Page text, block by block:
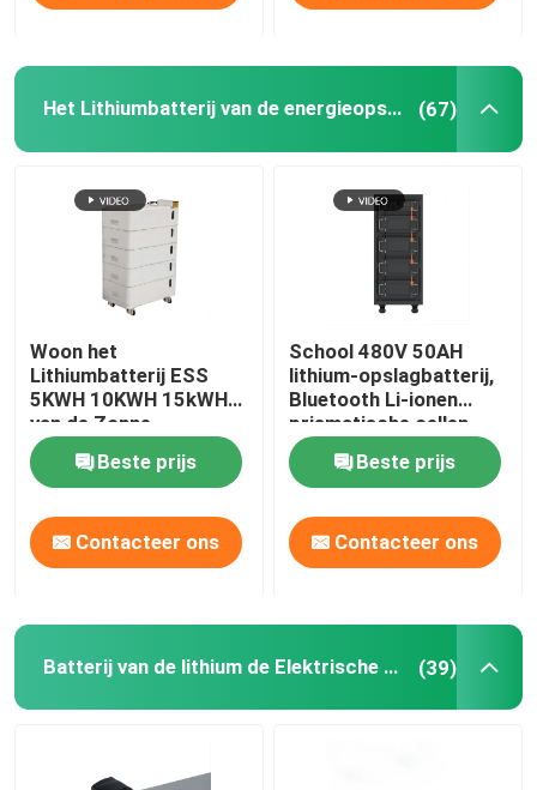
Het Lithiumbatterij van de energieopslag (67)
Woon het
Lithiumbatterij ESS
5KWH 10KWH 15kWH
van de Zonne-
energieopslag
Beste prijs
Contacteer ons
School 480V 50AH
lithium-opslagbatterij,
Bluetooth Li-ionen
prismatische cellen
Beste prijs
Contacteer ons
Batterij van de lithium de Elektrische Fiets (39)